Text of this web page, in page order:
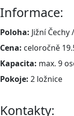
Informace:
Poloha: Jižní
Cena: celoročně
Kapacita: max. 9
Pokoje: 2 ložnice
Kontakty: